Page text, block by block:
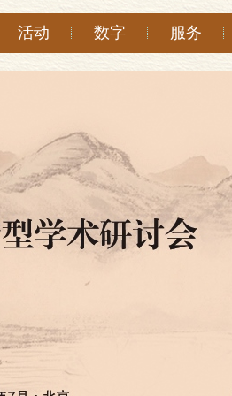
活动 数字 服务